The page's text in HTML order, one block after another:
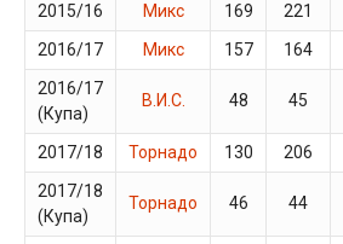
2015/16 Микс 169 221
2016/17
Микс 157 164
2016/17
(Купа)
В.И.С. 48 45
2017/18 Торнадо 130 206
2017/18
(Купа)
Торнадо 46 44